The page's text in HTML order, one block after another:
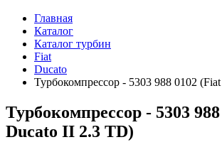
Главная
Каталог
Каталог турбин
Fiat
Ducato
Турбокомпрессор - 5303 988 0102
Турбокомпрессор - 5303
Ducato II 2.3 TD)